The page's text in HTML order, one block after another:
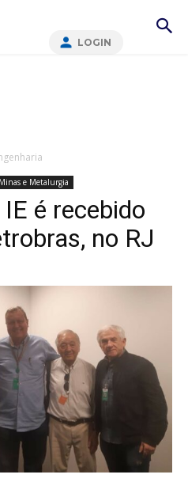
LOGIN
Minas e Metalurgia
é recebido
no RJ